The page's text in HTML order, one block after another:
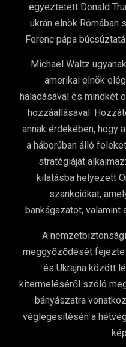
egyeztetett Donald
ukrán elnök Rómában
Ferenc pápa
Michael Waltz
amerikai elnök
haladásával és mindkét
hozzáállásával.
annak érdekében, hogy
a háborúban álló
stratégiáját
kilátásba helyezett
szankciókat,
bankágazatot,
A
meggyőződését fejezte
és Ukrajna között
kitermeléséről szóló
bányászatra
véglegesítésén a